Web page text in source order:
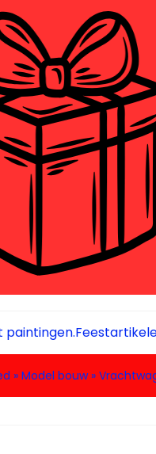
paintingen.
» Model bouw»